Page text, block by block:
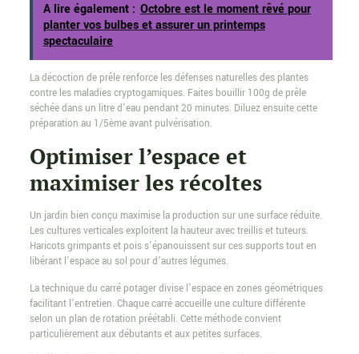
A lire également : Octobre est le moment rêvé pour
planter vos bulbes et assurer un printemps
spectaculaire
La décoction de prêle renforce les défenses naturelles des plantes
contre les maladies cryptogamiques. Faites bouillir 100g de prêle
séchée dans un litre d’eau pendant 20 minutes. Diluez ensuite cette
préparation au 1/5ème avant pulvérisation.
Optimiser l’espace et
maximiser les récoltes
Un jardin bien conçu maximise la production sur une surface réduite.
Les cultures verticales exploitent la hauteur avec treillis et tuteurs.
Haricots grimpants et pois s’épanouissent sur ces supports tout en
libérant l’espace au sol pour d’autres légumes.
La technique du carré potager divise l’espace en zones géométriques
facilitant l’entretien. Chaque carré accueille une culture différente
selon un plan de rotation préétabli. Cette méthode convient
particulièrement aux débutants et aux petites surfaces.